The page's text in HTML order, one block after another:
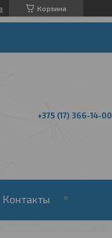
Корзина
+375 (17) 366-14-00
Контакты